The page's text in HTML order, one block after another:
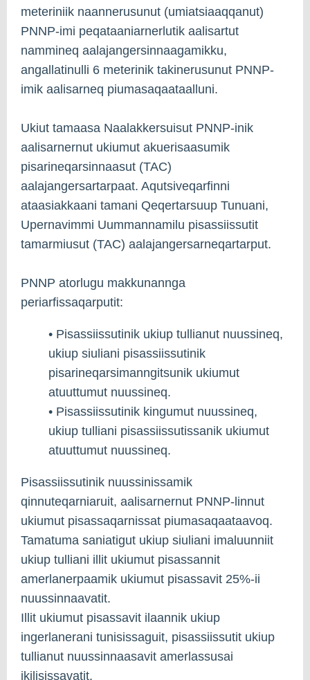
meteriniik naannerusunut (umiatsiaaqqanut)
PNNP-imi peqataaniarnerlutik aalisartut
nammineq aalajangersinnaagamikku,
angallatinulli 6 meterinik takinerusunut PNNP-
imik aalisarneq piumasaqaataalluni.
Ukiut tamaasa Naalakkersuisut PNNP-inik
aalisarnernut ukiumut akuerisaasumik
pisarineqarsinnaasut (TAC)
aalajangersartarpaat. Aqutsiveqarfinni
ataasiakkaani tamani Qeqertarsuup Tunuani,
Upernavimmi Uummannamilu pisassiissutit
tamarmiusut (TAC) aalajangersarneqartarput.
PNNP atorlugu makkunannga
periarfissaqarputit:
• Pisassiissutinik ukiup tullianut nuussineq,
ukiup siuliani pisassiissutinik
pisarineqarsimanngitsunik ukiumut
atuuttumut nuussineq.
• Pisassiissutinik kingumut nuussineq,
ukiup tulliani pisassiissutissanik ukiumut
atuuttumut nuussineq.
Pisassiissutinik nuussinissamik
qinnuteqarniaruit, aalisarnernut PNNP-linnut
ukiumut pisassaqarnissat piumasaqaataavoq.
Tamatuma saniatigut ukiup siuliani imaluunniit
ukiup tulliani illit ukiumut pisassannit
amerlanerpaamik ukiumut pisassavit 25%-ii
nuussinnaavatit.
Illit ukiumut pisassavit ilaannik ukiup
ingerlanerani tunisissaguit, pisassiissutit ukiup
tullianut nuussinnaasavit amerlassusai
ikilisissavatit.